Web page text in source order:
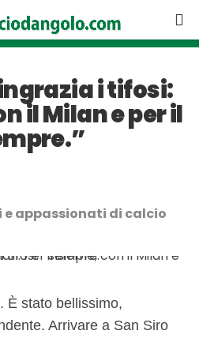
i tifosi:
il Milan e per il
e appassionati di calcio
È stato bellissimo,
Arrivare a San Siro